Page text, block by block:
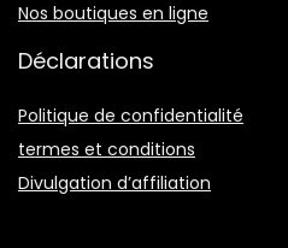
Nos boutiques en ligne
Déclarations
Politique de confidentialité
termes et conditions
Divulgation d’affiliation